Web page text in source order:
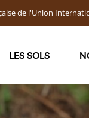
de l'Union
LES SOLS